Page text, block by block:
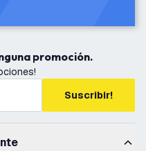
promoción.
Suscribir!